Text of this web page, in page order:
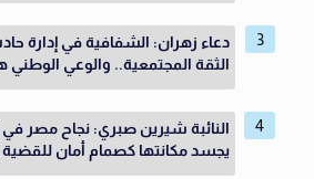
دعاء زهران: الشفافية في إدارة
الثقة المجتمعية.. والوعي الوطني
النائبة شيرين صبري: نجاح مصر
يجسد مكانتها كصمام أمان